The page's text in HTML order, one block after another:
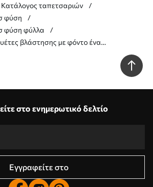
Κατάλογος ταπετσαριών
φύση
φύση φύλλα
βλάστησης με φόντο ένα
στο ενημερωτικό δελτίο
Εγγραφείτε στο